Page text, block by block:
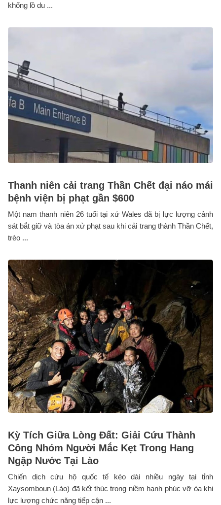
khổng lồ du ...
Thanh niên cải trang Thần Chết đại náo mái
bệnh viện bị phạt gần $600
Một nam thanh niên 26 tuổi tại xứ Wales đã bị lực lượng cảnh
sát bắt giữ và tòa án xử phạt sau khi cải trang thành Thần Chết,
trèo ...
Kỳ Tích Giữa Lòng Đất: Giải Cứu Thành
Công Nhóm Người Mắc Kẹt Trong Hang
Ngập Nước Tại Lào
Chiến dịch cứu hộ quốc tế kéo dài nhiều ngày tại tỉnh
Xaysomboun (Lào) đã kết thúc trong niềm hạnh phúc vỡ òa khi
lực lượng chức năng tiếp cận ...